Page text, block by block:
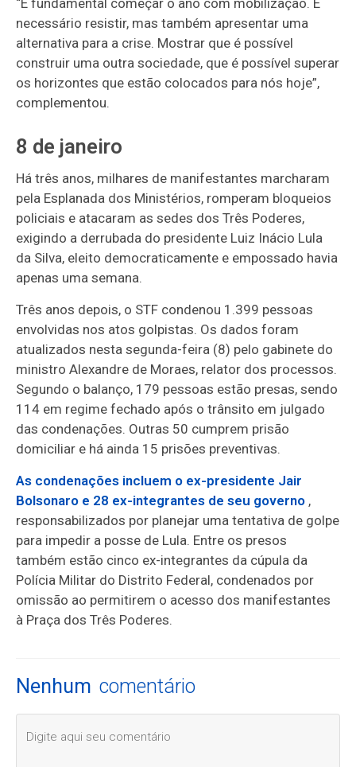
“É fundamental começar o ano com mobilização. É
necessário resistir, mas também apresentar uma
alternativa para a crise. Mostrar que é possível
construir uma outra sociedade, que é possível superar
os horizontes que estão colocados para nós hoje”,
complementou.
8 de janeiro
Há três anos, milhares de manifestantes marcharam
pela Esplanada dos Ministérios, romperam bloqueios
policiais e atacaram as sedes dos Três Poderes,
exigindo a derrubada do presidente Luiz Inácio Lula
da Silva, eleito democraticamente e empossado havia
apenas uma semana.
Três anos depois, o STF condenou 1.399 pessoas
envolvidas nos atos golpistas. Os dados foram
atualizados nesta segunda-feira (8) pelo gabinete do
ministro Alexandre de Moraes, relator dos processos.
Segundo o balanço, 179 pessoas estão presas, sendo
114 em regime fechado após o trânsito em julgado
das condenações. Outras 50 cumprem prisão
domiciliar e há ainda 15 prisões preventivas.
As condenações incluem o ex-presidente Jair
Bolsonaro e 28 ex-integrantes de seu governo ,
responsabilizados por planejar uma tentativa de golpe
para impedir a posse de Lula. Entre os presos
também estão cinco ex-integrantes da cúpula da
Polícia Militar do Distrito Federal, condenados por
omissão ao permitirem o acesso dos manifestantes
à Praça dos Três Poderes.
Nenhum comentário